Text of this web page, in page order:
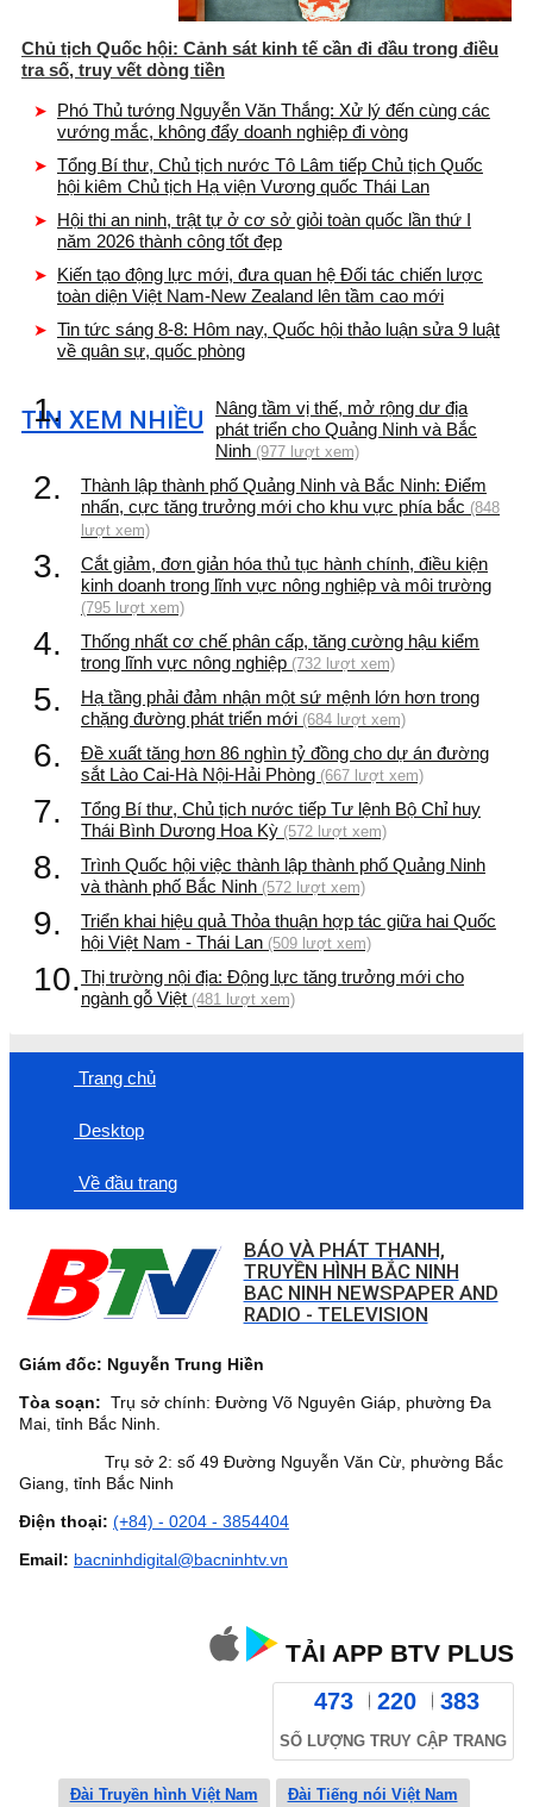
Chủ tịch Quốc hội: Cảnh sát kinh tế cần đi đầu trong điều
tra số, truy vết dòng tiền
Phó Thủ tướng Nguyễn Văn Thắng: Xử lý đến cùng các
vướng mắc, không đẩy doanh nghiệp đi vòng
Tổng Bí thư, Chủ tịch nước Tô Lâm tiếp Chủ tịch Quốc
hội kiêm Chủ tịch Hạ viện Vương quốc Thái Lan
Hội thi an ninh, trật tự ở cơ sở giỏi toàn quốc lần thứ I
năm 2026 thành công tốt đẹp
Kiến tạo động lực mới, đưa quan hệ Đối tác chiến lược
toàn diện Việt Nam-New Zealand lên tầm cao mới
Tin tức sáng 8-8: Hôm nay, Quốc hội thảo luận sửa 9 luật
về quân sự, quốc phòng
TIN XEM NHIỀU
1.
Nâng tầm vị thế, mở rộng dư địa
phát triển cho Quảng Ninh và Bắc
Ninh (977 lượt xem)
2.
Thành lập thành phố Quảng Ninh và Bắc Ninh: Điểm
nhấn, cực tăng trưởng mới cho khu vực phía bắc (848
lượt xem)
3.
Cắt giảm, đơn giản hóa thủ tục hành chính, điều kiện
kinh doanh trong lĩnh vực nông nghiệp và môi trường
(795 lượt xem)
4.
Thống nhất cơ chế phân cấp, tăng cường hậu kiểm
trong lĩnh vực nông nghiệp (732 lượt xem)
5.
Hạ tầng phải đảm nhận một sứ mệnh lớn hơn trong
chặng đường phát triển mới (684 lượt xem)
6.
Đề xuất tăng hơn 86 nghìn tỷ đồng cho dự án đường
sắt Lào Cai-Hà Nội-Hải Phòng (667 lượt xem)
7.
Tổng Bí thư, Chủ tịch nước tiếp Tư lệnh Bộ Chỉ huy
Thái Bình Dương Hoa Kỳ (572 lượt xem)
8.
Trình Quốc hội việc thành lập thành phố Quảng Ninh
và thành phố Bắc Ninh (572 lượt xem)
9.
Triển khai hiệu quả Thỏa thuận hợp tác giữa hai Quốc
hội Việt Nam - Thái Lan (509 lượt xem)
10.Thị trường nội địa: Động lực tăng trưởng mới cho
ngành gỗ Việt (481 lượt xem)
Trang chủ
Desktop
Về đầu trang
BÁO VÀ PHÁT THANH,
TRUYỀN HÌNH BẮC NINH
BAC NINH NEWSPAPER AND
RADIO - TELEVISION
Giám đốc: Nguyễn Trung Hiền
Tòa soạn: Trụ sở chính: Đường Võ Nguyên Giáp, phường Đa
Mai, tỉnh Bắc Ninh.
Trụ sở 2: số 49 Đường Nguyễn Văn Cừ, phường Bắc
Giang, tỉnh Bắc Ninh
Điện thoại: (+84) - 0204 - 3854404
Email: bacninhdigital@bacninhtv.vn
TẢI APP BTV PLUS
473 220 383
SỐ LƯỢNG TRUY CẬP TRANG
Đài Truyền hình Việt Nam Đài Tiếng nói Việt Nam